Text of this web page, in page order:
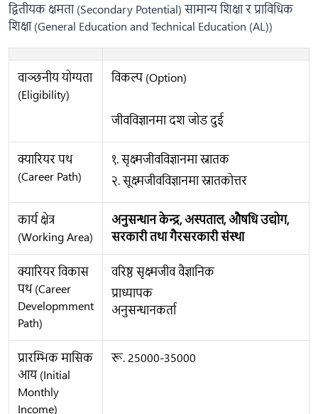
द्वितीयक क्षमता (Secondary Potential) सामान्य शिक्षा र प्राविधिक
शिक्षा (General Education and Technical Education (AL))
वाञ्छनीय योग्यता
(Eligibility)
विकल्प (Option)
जीवविज्ञानमा दश जोड दुई
क्यारियर पथ
(Career Path)
१. सृक्ष्मजीवविज्ञानमा स्नातक
२. सूक्ष्मजीवविज्ञानमा स्नातकोत्तर
कार्य क्षेत्र
(Working Area)
अनुसन्धान केन्द्र, अस्पताल, औषधि उद्योग,
सरकारी तथा गैरसरकारी संस्था
क्यारियर विकास
पथ (Career
Developmment
Path)
वरिष्ठ सृक्ष्मजीव वैज्ञानिक
प्राध्यापक
अनुसन्धानकर्ता
प्रारम्भिक मासिक
आय (Initial
Monthly
Income)
रू. 25000-35000